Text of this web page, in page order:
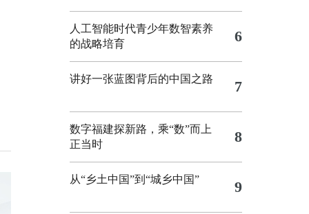
人工智能时代青少年数智素养
的战略培育
6
讲好一张蓝图背后的中国之路 7
数字福建探新路，乘“数”而上
正当时
8
从“乡土中国”到“城乡中国” 9